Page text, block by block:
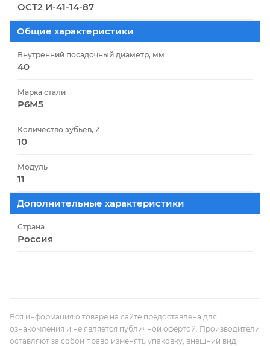
ОСТ2 И-41-14-87
Общие характеристики
Внутренний посадочный диаметр, мм
40
Марка стали
Р6М5
Количество зубьев, Z
10
Модуль
11
Дополнительные характеристики
Страна
Россия
Вся информация о товаре на сайте предоставлена для
ознакомления и не является публичной офертой. Производители
оставляют за собой право изменять упаковку, внешний вид,